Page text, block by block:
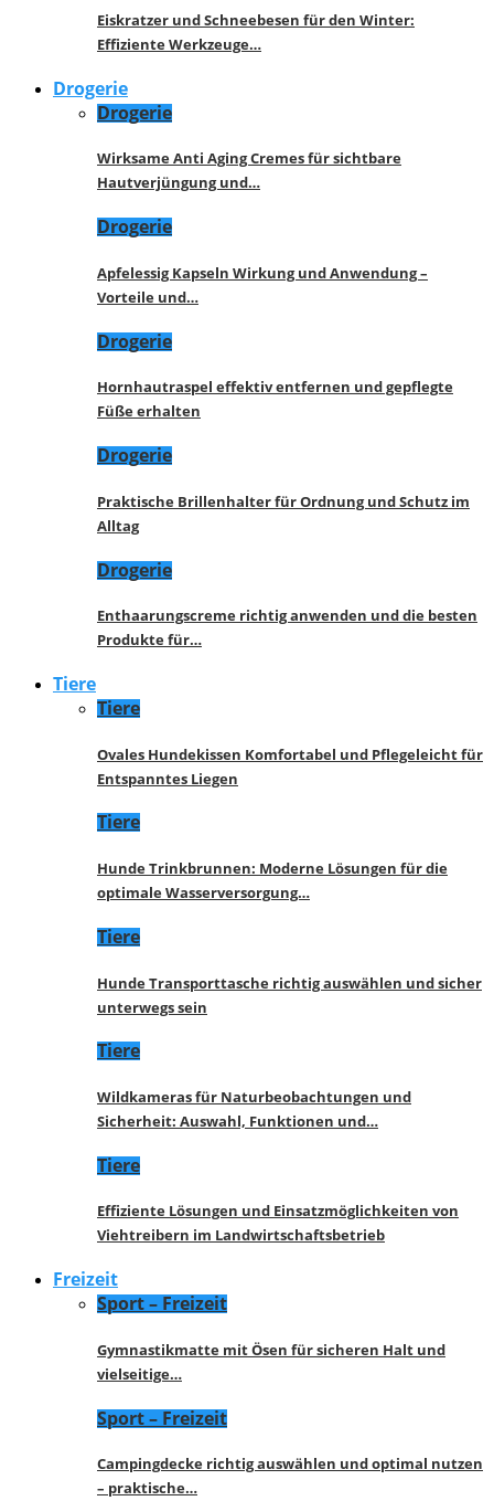
Eiskratzer und Schneebesen für den Winter:
Effiziente Werkzeuge…
Drogerie
Drogerie
Wirksame Anti Aging Cremes für sichtbare
Hautverjüngung und…
Drogerie
Apfelessig Kapseln Wirkung und Anwendung –
Vorteile und…
Drogerie
Hornhautraspel effektiv entfernen und gepflegte
Füße erhalten
Drogerie
Praktische Brillenhalter für Ordnung und Schutz im
Alltag
Drogerie
Enthaarungscreme richtig anwenden und die besten
Produkte für…
Tiere
Tiere
Ovales Hundekissen Komfortabel und Pflegeleicht für
Entspanntes Liegen
Tiere
Hunde Trinkbrunnen: Moderne Lösungen für die
optimale Wasserversorgung…
Tiere
Hunde Transporttasche richtig auswählen und sicher
unterwegs sein
Tiere
Wildkameras für Naturbeobachtungen und
Sicherheit: Auswahl, Funktionen und…
Tiere
Effiziente Lösungen und Einsatzmöglichkeiten von
Viehtreibern im Landwirtschaftsbetrieb
Freizeit
Sport – Freizeit
Gymnastikmatte mit Ösen für sicheren Halt und
vielseitige…
Sport – Freizeit
Campingdecke richtig auswählen und optimal nutzen
– praktische…